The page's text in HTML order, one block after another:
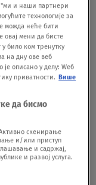
od 20 je
stanju.
"ми и наши партнери
технологије за
можда неће бити
овај мени да бисте
било ком тренутку
на дну ове веб
описано у делу: Wеб
приватности. Више
да бисмо
скенирање
и/или приступ
и садржај,
и развој услуга.